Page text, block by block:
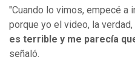
"Cuando lo vimos, empecé a
porque yo el video, la verdad,
es terrible y me parecía
señaló.